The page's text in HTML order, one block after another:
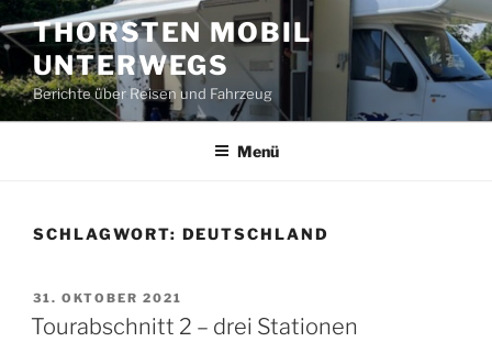
Zum
Inhalt
springen
THORSTEN MOBIL
UNTERWEGS
Berichte über Reisen und Fahrzeug
Menü
SCHLAGWORT: DEUTSCHLAND
VERÖFFENTLICHT
AM
31. OKTOBER 2021
Tourabschnitt 2 – drei Stationen